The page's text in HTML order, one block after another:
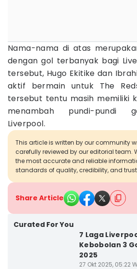
Nama-nama di atas
dengan gol terbanyak bagi
tersebut, Hugo Ekitike dan
aktif bermain untuk The
tersebut tentu masih memiliki
menambah pundi-pundi
Liverpool.
This article is written by our community
carefully reviewed by our editorial team.
the most accurate and reliable
standards of quality, credibility, and
Share Article
Curated For You
7 Laga
Kebobolan 3
2025
27 Okt 2025, 05:22